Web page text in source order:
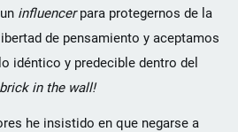
influencerpara protegernos de la
de pensamiento y aceptamos
idéntico y predecible dentro del
in the wall!
he insistido en que negarse a